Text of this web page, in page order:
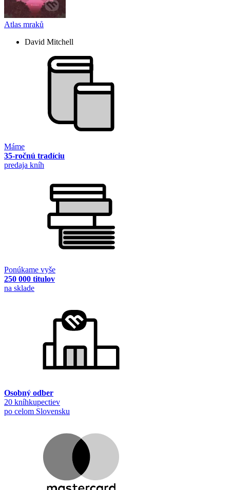
Atlas mraků
David Mitchell
Máme
35-ročnú tradíciu
predaja kníh
Ponúkame vyše
250 000 titulov
na sklade
Osobný odber
20 kníhkupectiev
po celom Slovensku